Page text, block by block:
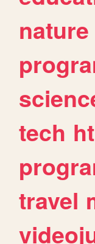
nature
tech
travel